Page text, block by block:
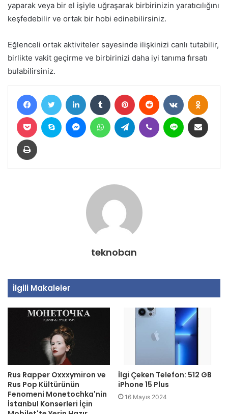
yaparak veya bir el işiyle uğraşarak birbirinizin yaratıcılığını
keşfedebilir ve ortak bir hobi edinebilirsiniz.
Eğlenceli ortak aktiviteler sayesinde ilişkinizi canlı tutabilir,
birlikte vakit geçirme ve birbirinizi daha iyi tanıma fırsatı
bulabilirsiniz.
FacebookTwitter LinkedIn Tumblr Pinterest Reddit VKontakte
Pocket Skype MessengerWhatsAppTelegram Viber Line
Yazdır
teknoban
İlgili Makaleler
Rus Rapper Oxxxymiron ve
Rus Pop Kültürünün
Fenomeni Monetochka'nin
İstanbul Konserleri İçin
İlgi Çeken Telefon: 512 GB
iPhone 15 Plus
16 Mayıs 2024